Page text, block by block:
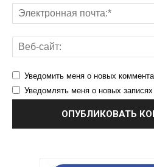
Уведомить меня о новых
Уведомлять меня о новых записях